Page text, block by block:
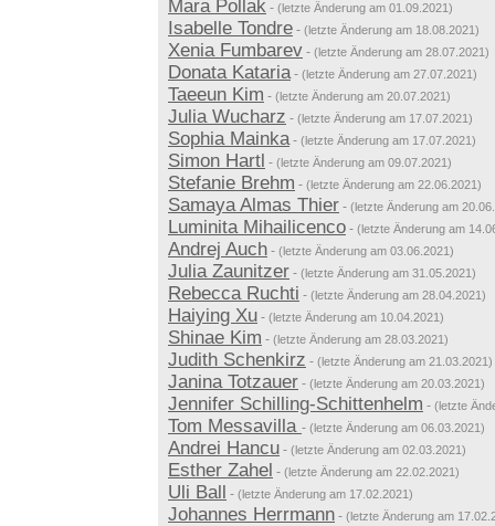
Mara Pollak - (letzte Änderung am 01.09.2021)
Isabelle Tondre - (letzte Änderung am 18.08.2021)
Xenia Fumbarev - (letzte Änderung am 28.07.2021)
Donata Kataria- (letzte Änderung am 27.07.2021)
Taeeun Kim - (letzte Änderung am 20.07.2021)
Julia Wucharz - (letzte Änderung am 17.07.2021)
Sophia Mainka- (letzte Änderung am 17.07.2021)
Simon Hartl - (letzte Änderung am 09.07.2021)
Stefanie Brehm - (letzte Änderung am 22.06.2021)
Samaya Almas Thier - (letzte Änderung am
Luminita Mihailicenco - (letzte Änderung am
Andrej Auch - (letzte Änderung am 03.06.2021)
Julia Zaunitzer - (letzte Änderung am 31.05.2021)
Rebecca Ruchti - (letzte Änderung am 28.04.2021)
Haiying Xu - (letzte Änderung am 10.04.2021)
Shinae Kim - (letzte Änderung am 28.03.2021)
Judith Schenkirz - (letzte Änderung am 21.03.2021)
Janina Totzauer - (letzte Änderung am 20.03.2021)
Jennifer Schilling-Schittenhelm - (letzte
Tom Messavilla - (letzte Änderung am 06.03.2021)
Andrei Hancu - (letzte Änderung am 02.03.2021)
Esther Zahel - (letzte Änderung am 22.02.2021)
Uli Ball - (letzte Änderung am 17.02.2021)
Johannes Herrmann - (letzte Änderung am